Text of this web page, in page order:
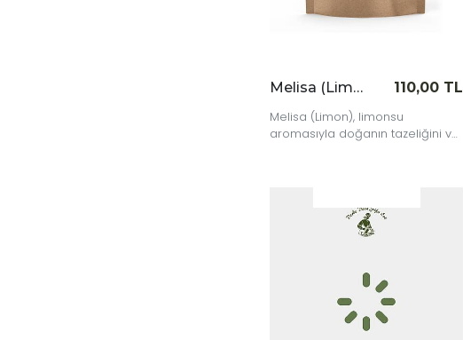
Melisa (Limon) 20 gr
110,00 TL
Melisa (Limon), limonsu
aromasıyla doğanın tazeliğini ve